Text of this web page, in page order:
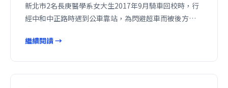
新北市2名長庚醫學系女大生2017年9月騎車回校時，行
經中和中正路時遇到公車靠站，為閃避超車而被後方…
繼續閱讀 →